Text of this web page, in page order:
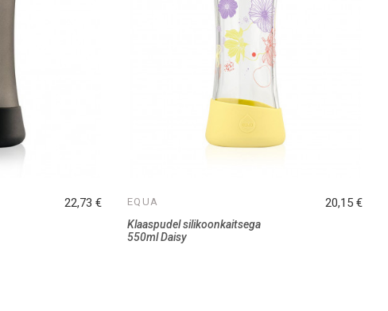
22,73 € EQUA
Klaaspudel silikoonkaitsega
550ml Daisy
20,15 €